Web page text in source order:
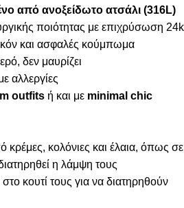
από ανοξείδωτο ατσάλι (316L)
ποιότητας με επιχρύσωση 24k
και ασφαλές κούμπωμα
δεν μαυρίζει
αλλεργίες
outfits ή και με minimal chic
κρέμες, κολόνιες και έλαια, όπως σε
η λάμψη τους
κουτί τους για να διατηρηθούν